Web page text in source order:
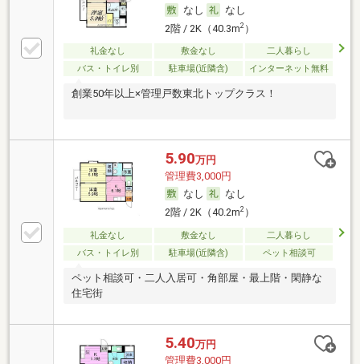
なし
なし
2階 / 2K（40.3m2）
礼金なし 敷金なし
二人暮らし
バス・トイレ別
駐車場(近隣含) インターネット無料
創業50年以上×管理戸数東北トップクラス！
5.90万円
管理費3,000円
なし
なし
2階 / 2K（40.2m2）
礼金なし 敷金なし
二人暮らし
バス・トイレ別
駐車場(近隣含) ペット相談可
ペット相談可・二人入居可・角部屋・最上階・閑静な
住宅街
5.40万円
管理費3,000円